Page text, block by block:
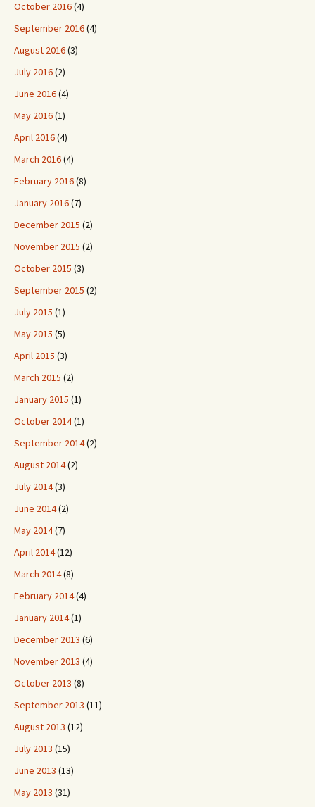
October 2016(4)
September 2016(4)
August 2016(3)
July 2016(2)
June 2016(4)
May 2016(1)
April 2016(4)
March 2016(4)
February 2016(8)
January 2016(7)
December 2015 (2)
November 2015 (2)
October 2015 (3)
September 2015 (2)
July 2015 (1)
May 2015 (5)
April 2015 (3)
March 2015 (2)
January 2015 (1)
October 2014(1)
September 2014(2)
August 2014(2)
July 2014(3)
June 2014(2)
May 2014(7)
April 2014(12)
March 2014(8)
February 2014(4)
January 2014(1)
December 2013 (6)
November 2013 (4)
October 2013 (8)
September 2013 (11)
August 2013 (12)
July 2013 (15)
June 2013 (13)
May 2013 (31)